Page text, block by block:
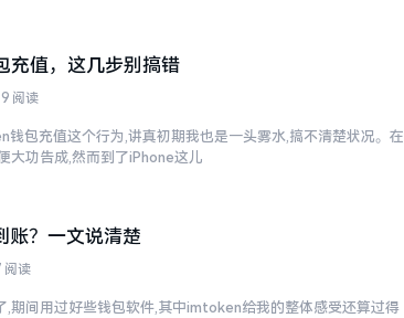
充值，这几步别搞错
阅读
钱包充值这个行为,讲真初期我也是一头雾水,搞不清楚状况。在
大功告成,然而到了iPhone这儿
账？一文说清楚
阅读
,期间用过好些钱包软件,其中imtoken给我的整体感受还算过得